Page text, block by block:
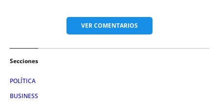
VERCOMENTARIOS
Secciones
POLÍTICA
BUSINESS